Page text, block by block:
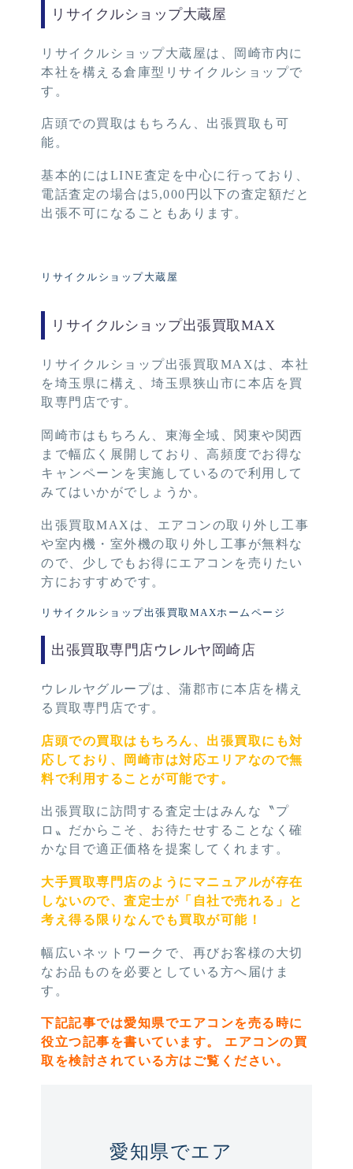
リサイクルショップ大蔵屋
リサイクルショップ大蔵屋は、岡崎市内に
本社を構える倉庫型リサイクルショップで
す。
店頭での買取はもちろん、出張買取も可
能。
基本的にはLINE査定を中心に行っており、
電話査定の場合は5,000円以下の査定額だと
出張不可になることもあります。
リサイクルショップ大蔵屋
リサイクルショップ出張買取MAX
リサイクルショップ出張買取MAXは、本社
を埼玉県に構え、埼玉県狭山市に本店を買
取専門店です。
岡崎市はもちろん、東海全域、関東や関西
まで幅広く展開しており、高頻度でお得な
キャンペーンを実施しているので利用して
みてはいかがでしょうか。
出張買取MAXは、エアコンの取り外し工事
や室内機・室外機の取り外し工事が無料な
ので、少しでもお得にエアコンを売りたい
方におすすめです。
リサイクルショップ出張買取MAXホームページ
出張買取専門店ウレルヤ岡崎店
ウレルヤグループは、蒲郡市に本店を構え
る買取専門店です。
店頭での買取はもちろん、出張買取にも対
応しており、岡崎市は対応エリアなので無
料で利用することが可能です。
出張買取に訪問する査定士はみんな〝プ
ロ〟だからこそ、お待たせすることなく確
かな目で適正価格を提案してくれます。
大手買取専門店のようにマニュアルが存在
しないので、査定士が「自社で売れる」と
考え得る限りなんでも買取が可能！
幅広いネットワークで、再びお客様の大切
なお品ものを必要としている方へ届けま
す。
下記記事では愛知県でエアコンを売る時に
役立つ記事を書いています。 エアコンの買
取を検討されている方はご覧ください。
愛知県でエア